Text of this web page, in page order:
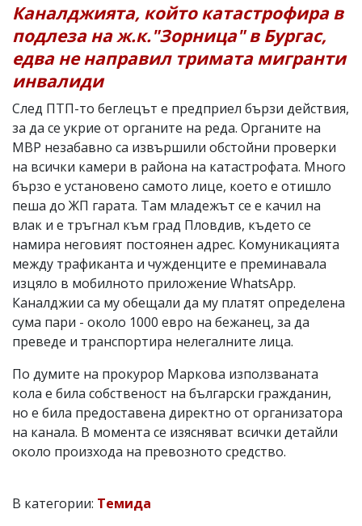
Каналджията, който катастрофира в
подлеза на ж.к."Зорница" в Бургас,
едва не направил тримата мигранти
инвалиди
След ПТП-то беглецът е предприел бързи действия,
за да се укрие от органите на реда. Органите на
МВР незабавно са извършили обстойни проверки
на всички камери в района на катастрофата. Много
бързо е установено самото лице, което е отишло
пеша до ЖП гарата. Там младежът се е качил на
влак и е тръгнал към град Пловдив, където се
намира неговият постоянен адрес. Комуникацията
между трафиканта и чужденците е преминавала
изцяло в мобилното приложение WhatsApp.
Каналджии са му обещали да му платят определена
сума пари - около 1000 евро на бежанец, за да
преведе и транспортира нелегалните лица.
По думите на прокурор Маркова използваната
кола е била собственост на български гражданин,
но е била предоставена директно от организатора
на канала. В момента се изясняват всички детайли
около произхода на превозното средство.
В категории: Темида